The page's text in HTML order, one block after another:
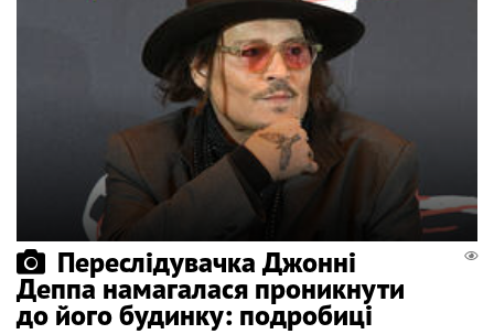
Переслідувачка Джонні
Деппа намагалася проникнути
до його будинку: подробиці